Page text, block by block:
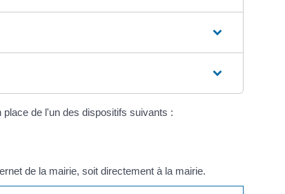
place de l'un des dispositifs suivants :
de la mairie, soit directement à la mairie.